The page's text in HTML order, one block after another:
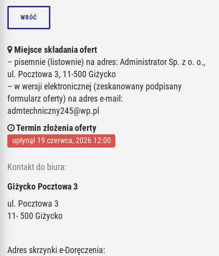
WRÓĆ
Miejsce składania ofert
– pisemnie (listownie) na adres: Administrator Sp. z o. o.,
ul. Pocztowa 3, 11-500 Giżycko
– w wersji elektronicznej (zeskanowany podpisany
formularz oferty) na adres e-mail:
admtechniczny245@wp.pl
Termin złożenia oferty
upłynął 19 czerwca, 2026 12:00
Kontakt do biura:
Giżycko Pocztowa 3
ul. Pocztowa 3
11- 500 Giżycko
Adres skrzynki e-Doręczenia: